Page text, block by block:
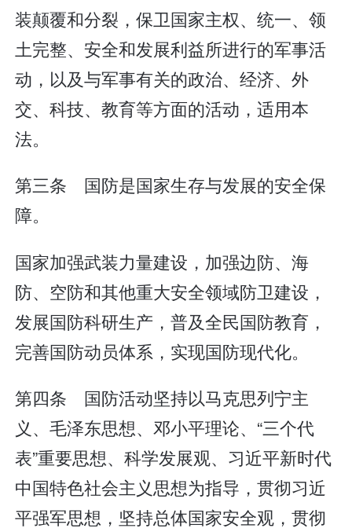
装颠覆和分裂，保卫国家主权、统一、领
土完整、安全和发展利益所进行的军事活
动，以及与军事有关的政治、经济、外
交、科技、教育等方面的活动，适用本
法。
第三条 国防是国家生存与发展的安全保
障。
国家加强武装力量建设，加强边防、海
防、空防和其他重大安全领域防卫建设，
发展国防科研生产，普及全民国防教育，
完善国防动员体系，实现国防现代化。
第四条 国防活动坚持以马克思列宁主
义、毛泽东思想、邓小平理论、“三个代
表”重要思想、科学发展观、习近平新时代
中国特色社会主义思想为指导，贯彻习近
平强军思想，坚持总体国家安全观，贯彻